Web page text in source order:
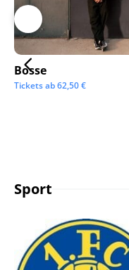
Bosse
Tickets ab62,50€
Sport